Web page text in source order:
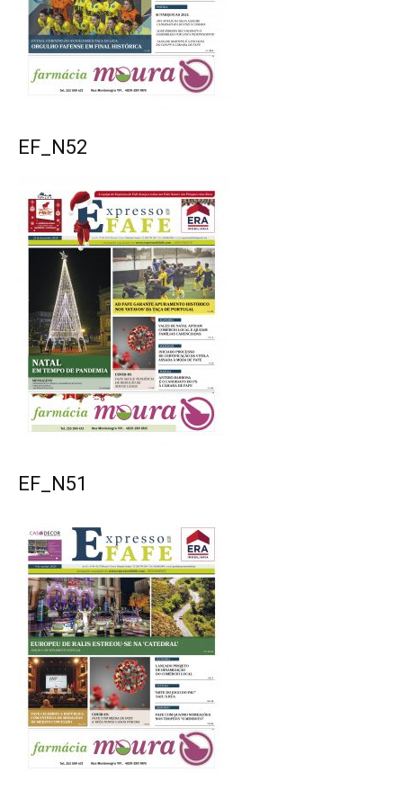
EF_N52
EF_N51